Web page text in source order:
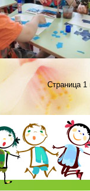
Страница 1